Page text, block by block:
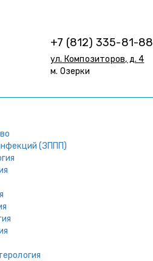
+7 (812) 335-81-88
ул. Композиторов, д. 4
м. Озерки
(ЗППП)